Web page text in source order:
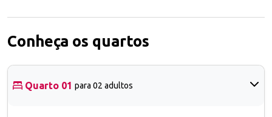
Conheça os quartos
Quarto 01 para 02 adultos